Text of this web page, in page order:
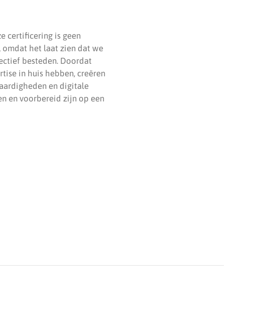
certificering is geen
omdat het laat zien dat we
besteden. Doordat
in huis hebben, creëren
en digitale
en voorbereid zijn op een